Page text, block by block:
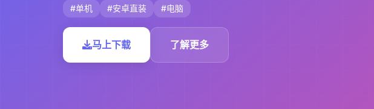
#单机 #安卓直装 #电脑
马上下载 了解更多